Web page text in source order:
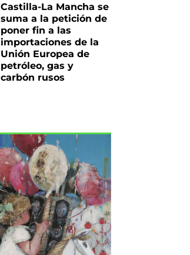
Castilla-La Mancha se
suma a la petición de
poner fin a las
importaciones de la
Unión Europea de
petróleo, gas y
carbón rusos